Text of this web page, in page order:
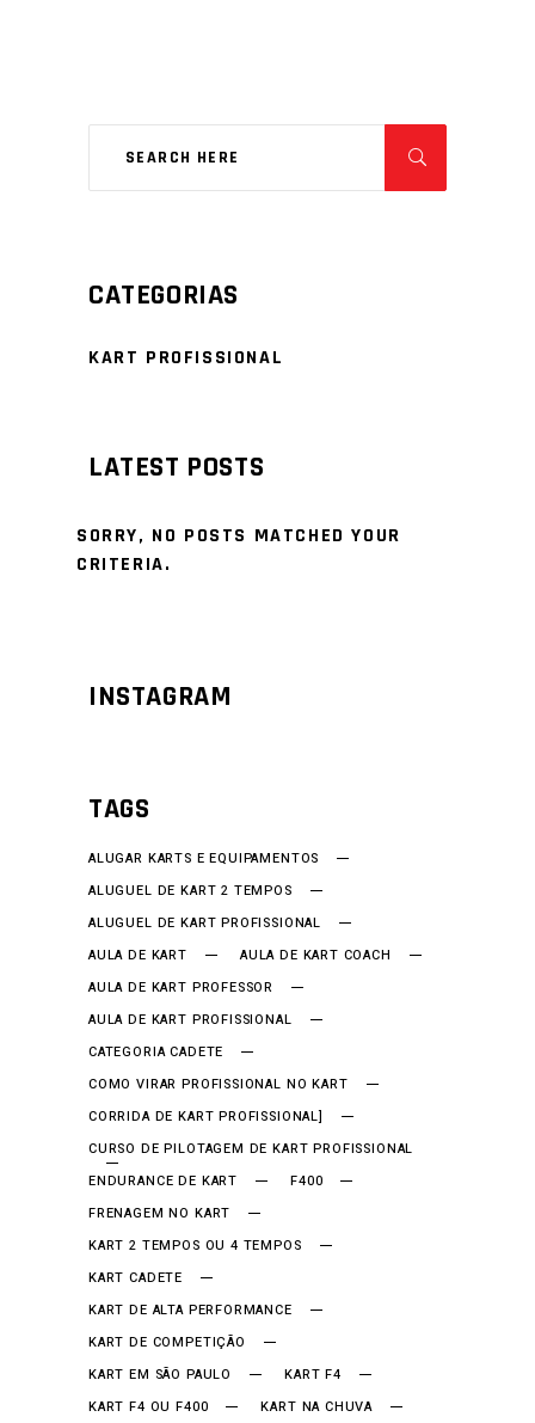
CATEGORIAS
KART PROFISSIONAL
LATEST POSTS
SORRY, NO POSTS MATCHED YOUR
CRITERIA.
INSTAGRAM
TAGS
ALUGAR KARTS E EQUIPAMENTOS
ALUGUEL DE KART 2 TEMPOS
ALUGUEL DE KART PROFISSIONAL
AULA DE KART
AULA DE KART COACH
AULA DE KART PROFESSOR
AULA DE KART PROFISSIONAL
CATEGORIA CADETE
COMO VIRAR PROFISSIONAL NO KART
CORRIDA DE KART PROFISSIONAL]
CURSO DE PILOTAGEM DE KART PROFISSIONAL
ENDURANCE DE KART
F400
FRENAGEM NO KART
KART 2 TEMPOS OU 4 TEMPOS
KART CADETE
KART DE ALTA PERFORMANCE
KART DE COMPETIÇÃO
KART EM SÃO PAULO
KART F4
KART F4 OU F400
KART NA CHUVA